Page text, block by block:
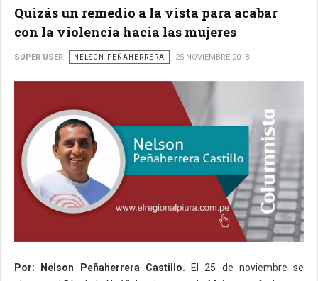
Quizás un remedio a la vista para acabar
con la violencia hacia las mujeres
SUPER USER NELSON PEÑAHERRERA 25 NOVIEMBRE 2018
Por: Nelson Peñaherrera Castillo.
El 25 de noviembre se